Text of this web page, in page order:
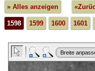
» Alles anzeigen
1598 1599 1600 1601